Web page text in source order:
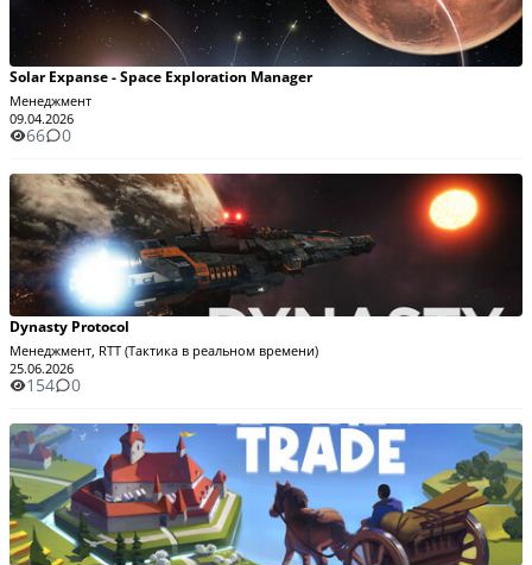
Solar Expanse - Space Exploration Manager
Менеджмент
09.04.2026
66 0
Dynasty Protocol
Менеджмент, RTT (Тактика в реальном времени)
25.06.2026
154 0